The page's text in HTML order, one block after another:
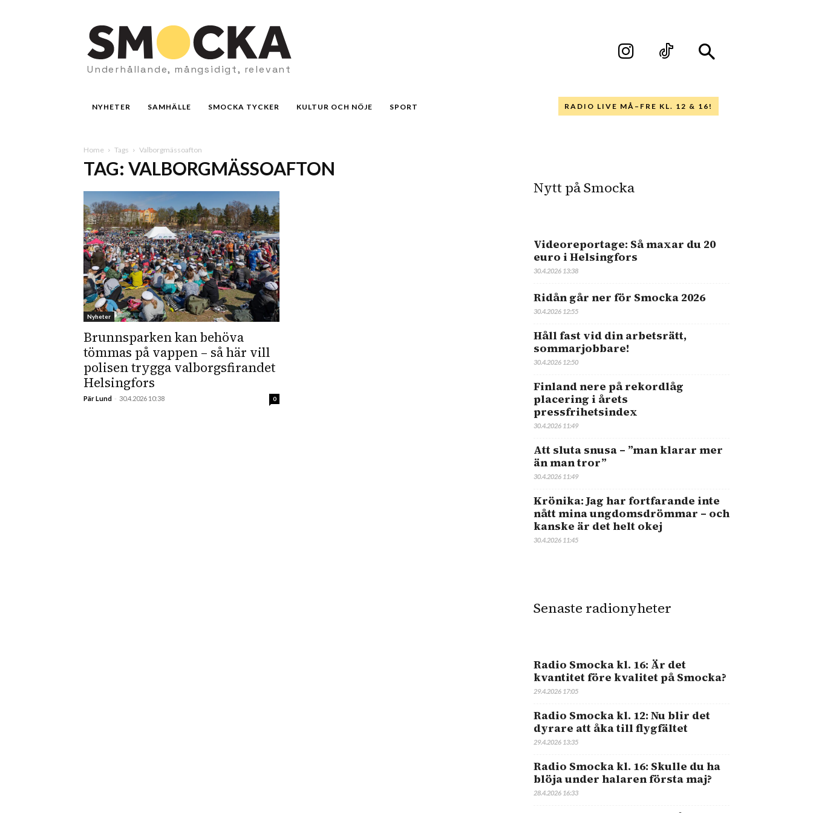
Underhållande, mångsidigt, relevant
NYHETER SAMHÄLLE SMOCKA TYCKER KULTUR OCH NÖJE SPORT RADIO LIVE MÅ–FRE KL. 12 & 16!
Home Tags Valborgmässoafton
TAG: VALBORGMÄSSOAFTON
Nyheter
Brunnsparken kan behöva
tömmas på vappen – så här vill
polisen trygga valborgsfirandet
Helsingfors
Pär Lund - 30.4.2026 10:38 0
Nytt på Smocka
Videoreportage: Så maxar du 20
euro i Helsingfors
30.4.2026 13:38
Ridån går ner för Smocka 2026
30.4.2026 12:55
Håll fast vid din arbetsrätt,
sommarjobbare!
30.4.2026 12:50
Finland nere på rekordlåg
placering i årets
pressfrihetsindex
30.4.2026 11:49
Att sluta snusa – ”man klarar mer
än man tror”
30.4.2026 11:49
Krönika: Jag har fortfarande inte
nått mina ungdomsdrömmar – och
kanske är det helt okej
30.4.2026 11:45
Senaste radionyheter
Radio Smocka kl. 16: Är det
kvantitet före kvalitet på Smocka?
29.4.2026 17:05
Radio Smocka kl. 12: Nu blir det
dyrare att åka till flygfältet
29.4.2026 13:35
Radio Smocka kl. 16: Skulle du ha
blöja under halaren första maj?
28.4.2026 16:33